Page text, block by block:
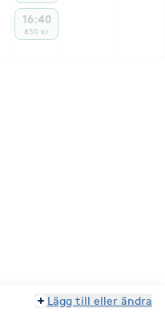
16:40
850 kr
Lägg till eller ändra